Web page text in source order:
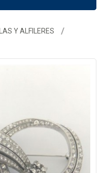
Y ALFILERES